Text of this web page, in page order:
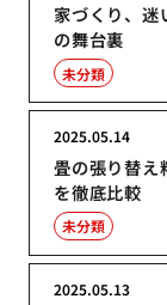
家づくり、迷
の舞台裏
未分類
畳の張り替え
を徹底比較
2025.05.14
未分類
2025.05.13